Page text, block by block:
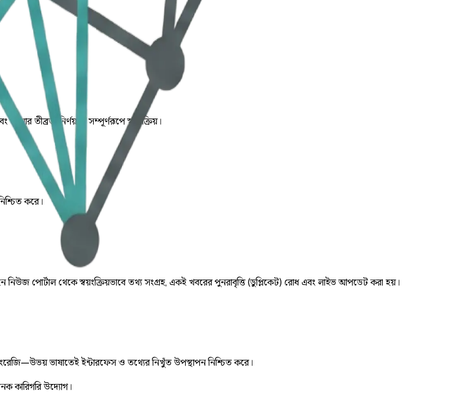
তীব্রতা নির্ণয় যা সম্পূর্ণরূপে স্বয়ংক্রিয়।
করে।
নিউজ পোর্টাল থেকে স্বয়ংক্রিয়ভাবে তথ্য সংগ্রহ, একই খবরের পুনরাবৃত্তি (ডুপ্লিকেট) রোধ এবং লাইভ আপডেট করা হয়।
ভাষাতেই ইন্টারফেস ও তথ্যের নিখুঁত উপস্থাপন নিশ্চিত করে।
কারিগরি উদ্যোগ।